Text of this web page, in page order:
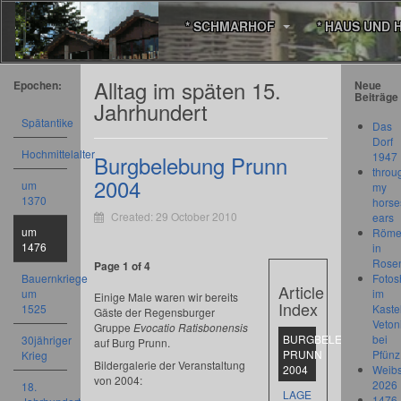
* SCHMARHOF * HAUS UND
Alltag im späten 15.
Jahrhundert
Burgbelebung Prunn
2004
Created: 29 October 2010
Article
Index
BURGBELEBUNG
PRUNN
2004
LAGE
Page 1 of 4
Einige Male waren wir bereits
Gäste der Regensburger
Gruppe Evocatio Ratisbonensis
auf Burg Prunn.
Bildergalerie der Veranstaltung
von 2004:
Epochen:
Spätantike
Hochmittelalter
um
1370
um
1476
Bauernkriege
um
1525
30jähriger
Krieg
18.
Neue
Beiträge
Das
Dorf
1947
my
ears
in
im
bei
Pfünz
2026